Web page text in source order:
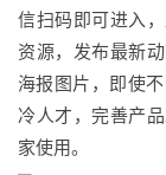
信扫码即可进入
资源，发布最新
海报图片，即使
冷人才，完善产
家使用。